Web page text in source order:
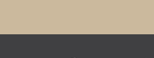
Lees meer >